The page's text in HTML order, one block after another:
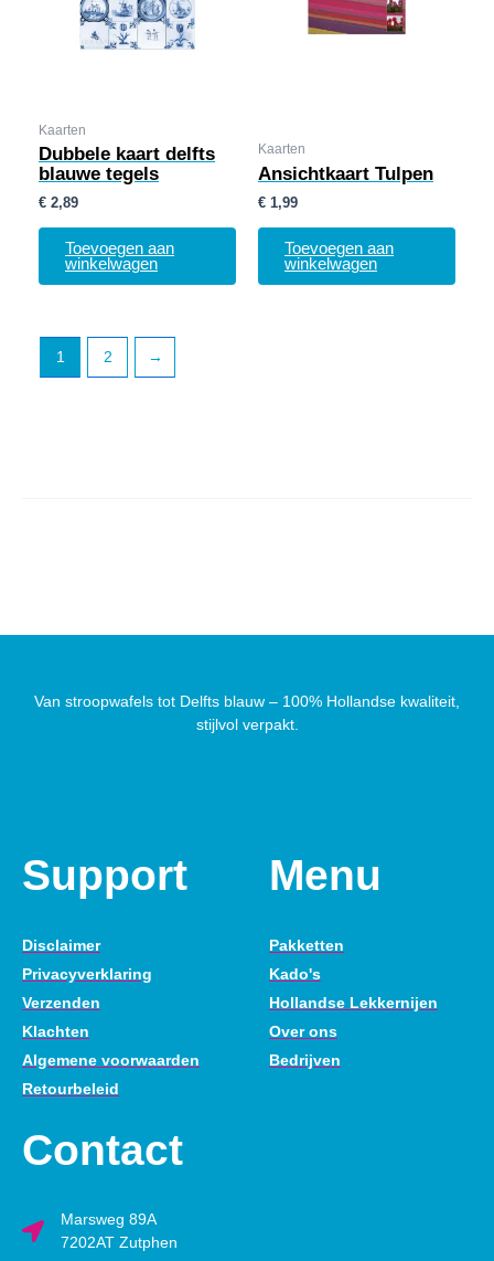
Kaarten
Dubbele kaart delfts
blauwe tegels
€ 2,89
Toevoegen aan
winkelwagen
Kaarten
Ansichtkaart Tulpen
€ 1,99
Toevoegen aan
winkelwagen
1 2 →
Van stroopwafels tot Delfts blauw – 100% Hollandse kwaliteit,
stijlvol verpakt.
Support
Disclaimer
Privacyverklaring
Verzenden
Klachten
Algemene voorwaarden
Retourbeleid
Menu
Pakketten
Kado's
Hollandse Lekkernijen
Over ons
Bedrijven
Contact
Marsweg 89A
7202AT Zutphen